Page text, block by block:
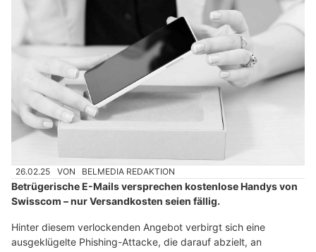
26.02.25 VON BELMEDIA REDAKTION
Betrügerische E-Mails versprechen kostenlose Handys von
Swisscom – nur Versandkosten seien fällig.
Hinter diesem verlockenden Angebot verbirgt sich eine
ausgeklügelte Phishing-Attacke, die darauf abzielt, an